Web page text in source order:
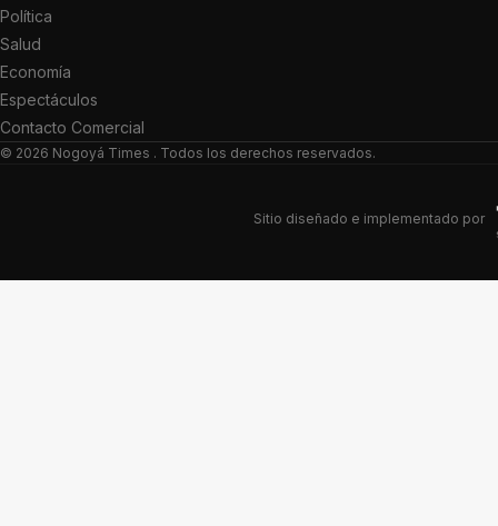
Política
Salud
Economía
Espectáculos
Contacto Comercial
© 2026 Nogoyá Times . Todos los derechos reservados.
Sitio diseñado e implementado por